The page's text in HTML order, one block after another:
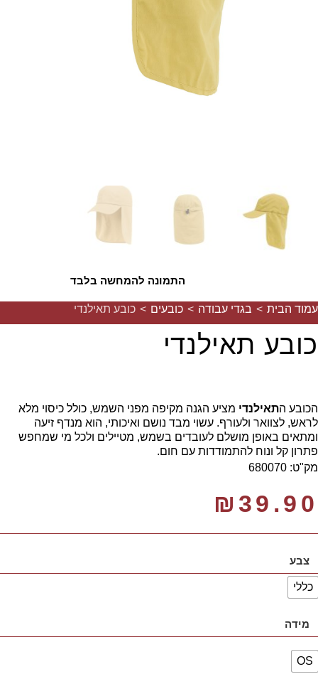
התמונה להמחשה בלבד
עמוד הבית > בגדי עבודה > כובעים > כובע תאילנדי
כובע תאילנדי
הכובע התאילנדי מציע הגנה מקיפה מפני השמש, כולל כיסוי מלא
לראש, לצוואר ולעורף. עשוי מבד נושם ואיכותי, הוא מנדף זיעה
ומתאים באופן מושלם לעובדים בשמש, מטיילים ולכל מי שמחפש
פתרון קל ונוח להתמודדות עם חום.
מק"ט: 680070
₪ 39.90
צבע
כללי
מידה
OS